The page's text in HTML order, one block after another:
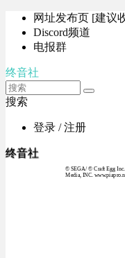
网址发布页 [建议
Discord频道
电报群
终音社
搜索
登录 / 注册
终音社
© SEGA / © Craft Egg
Media, INC.